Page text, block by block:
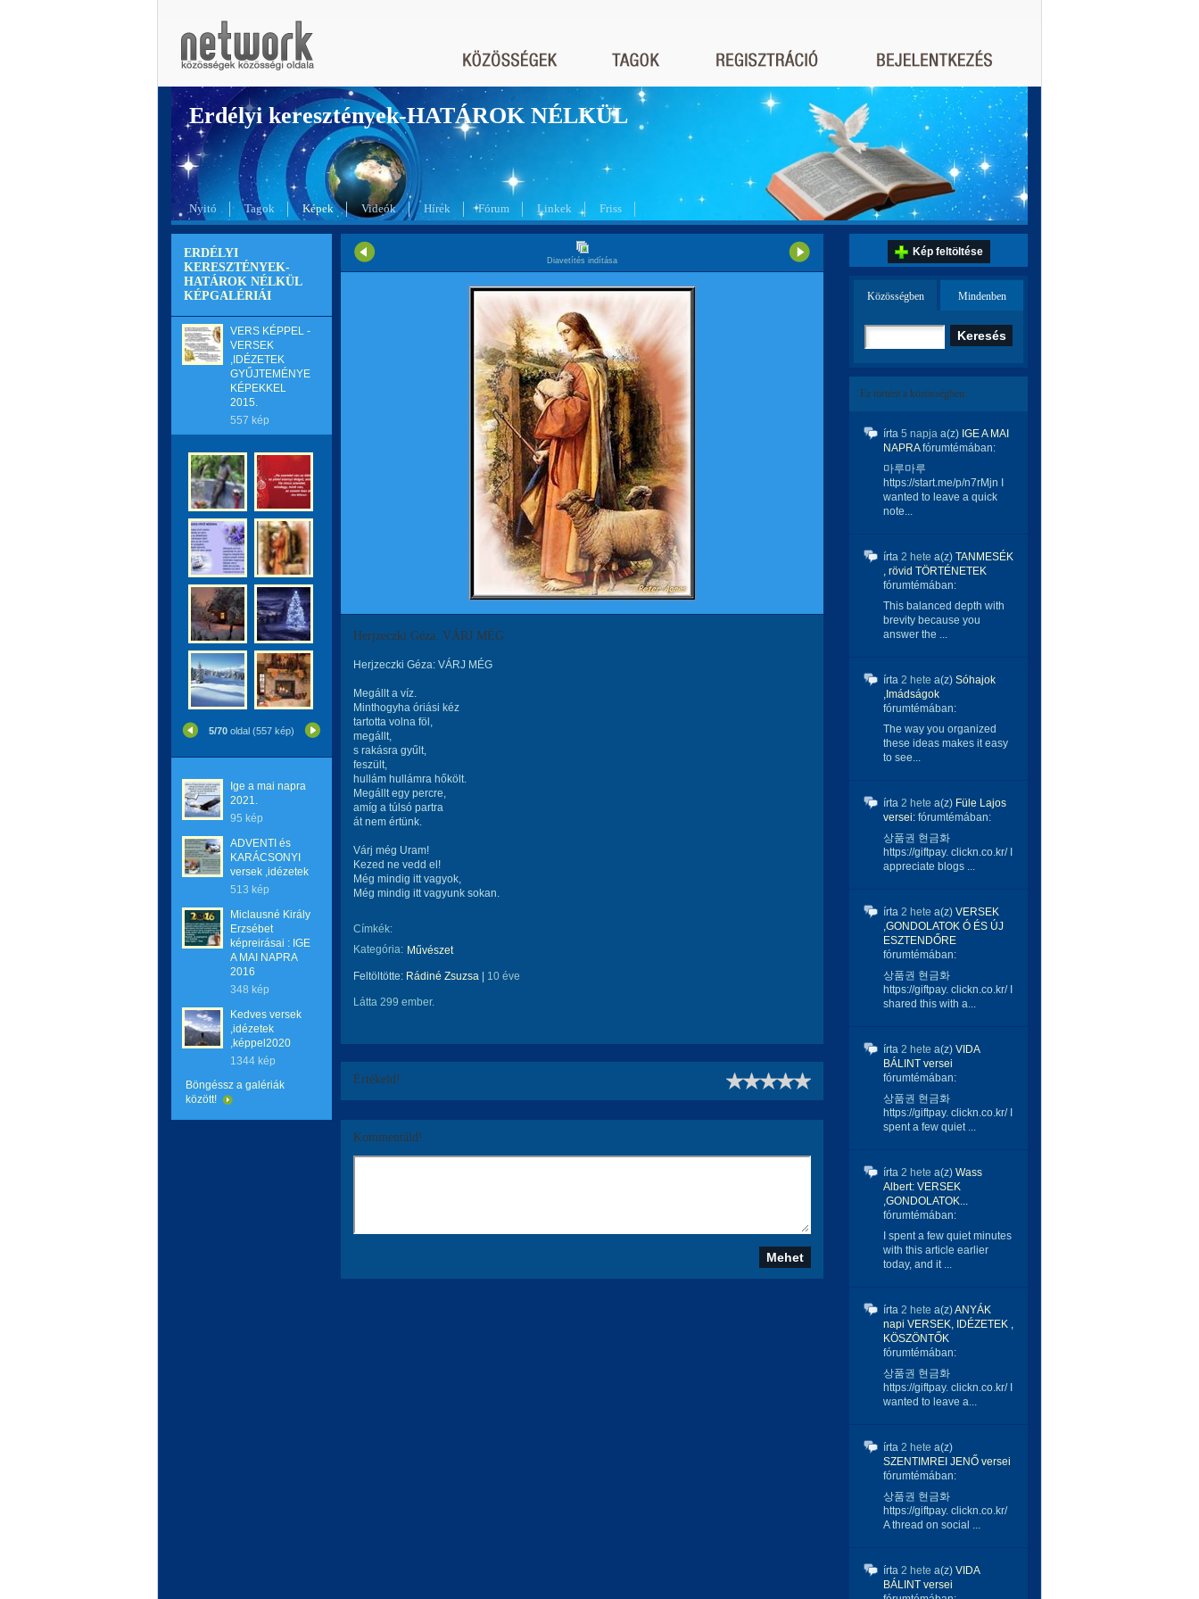
Erdélyi keresztények-HATÁROK NÉLKÜL
Nyitó Tagok Képek Videók Hírek Fórum Linkek Friss
ERDÉLYI
KERESZTÉNYEK-
HATÁROK NÉLKÜL
KÉPGALÉRIÁI
VERS KÉPPEL -
VERSEK
,IDÉZETEK
GYŰJTEMÉNYE
KÉPEKKEL
2015.
557 kép
5/70 oldal (557 kép)
Ige a mai napra
2021.
95 kép
ADVENTI és
KARÁCSONYI
versek ,idézetek
513 kép
Miclausné Király
Erzsébet
képreirásai : IGE
A MAI NAPRA
2016
348 kép
Kedves versek
,idézetek
,képpel2020
1344 kép
Böngéssz a galériák
között!
Diavetítés indítása
Herjzeczki Géza: VÁRJ MÉG
Herjzeczki Géza: VÁRJ MÉG
Megállt a víz.
Minthogyha óriási kéz
tartotta volna föl,
megállt,
s rakásra gyűlt,
feszült,
hullám hullámra hőkölt.
Megállt egy percre,
amíg a túlsó partra
át nem értünk.
Várj még Uram!
Kezed ne vedd el!
Még mindig itt vagyok,
Még mindig itt vagyunk sokan.
Címkék:
Kategória: Művészet
Feltöltötte: Rádiné Zsuzsa 10 éve
Látta 299 ember.
Értékeld!
Kommentáld!
Kép feltöltése
Közösségben Mindenben
Ez történt a közösségben:
írta 5 napja a(z) IGE A MAI
NAPRAfórumtémában:
마루마루
https://start.me/p/n7rMjn I
wanted to leave a quick
note...
írta 2 hete a(z) TANMESÉK
, rövid TÖRTÉNETEK
fórumtémában:
This balanced depth with
brevity because you
answer the ...
írta 2 hete a(z) Sóhajok
,Imádságok
fórumtémában:
The way you organized
these ideas makes it easy
to see...
írta 2 hete a(z) Füle Lajos
versei: fórumtémában:
상품권 현금화
https://giftpay. clickn.co.kr/ I
appreciate blogs ...
írta 2 hete a(z) VERSEK
,GONDOLATOK Ó ÉS ÚJ
ESZTENDŐRE
fórumtémában:
상품권 현금화
https://giftpay. clickn.co.kr/ I
shared this with a...
írta 2 hete a(z) VIDA
BÁLINT versei
fórumtémában:
상품권 현금화
https://giftpay. clickn.co.kr/ I
spent a few quiet ...
írta 2 hete a(z) Wass
Albert: VERSEK
,GONDOLATOK...
fórumtémában:
I spent a few quiet minutes
with this article earlier
today, and it ...
írta 2 hete a(z)ANYÁK
napi VERSEK, IDÉZETEK ,
KÖSZÖNTŐK
fórumtémában:
상품권 현금화
https://giftpay. clickn.co.kr/ I
wanted to leave a...
írta 2 hete a(z)
SZENTIMREI JENŐ versei
fórumtémában:
상품권 현금화
https://giftpay. clickn.co.kr/
A thread on social ...
írta 2 hete a(z) VIDA
BÁLINT versei